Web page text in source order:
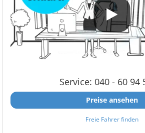
Service: 040 - 60 94
Preise ansehen
Freie Fahrer finden